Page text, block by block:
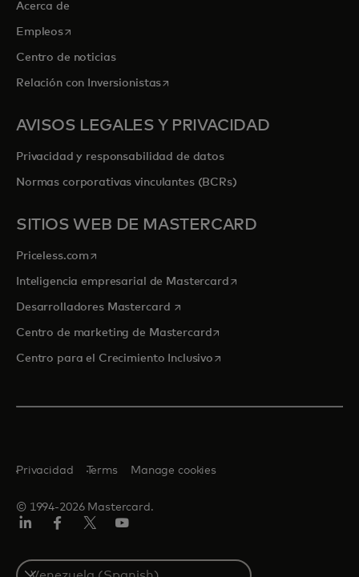
Acerca de
Empleosse abre en una pestaña nueva
Centro de noticias
Relación con Inversionistasse abre en una pestaña nueva
AVISOS LEGALES Y PRIVACIDAD
Privacidad y responsabilidad de datos
Normas corporativas vinculantes (BCRs)
SITIOS WEB DE MASTERCARD
Priceless.com se abre en una pestaña nueva
Inteligencia empresarial de Mastercardse abre en una pestaña
Desarrolladores Mastercard se abre en una pestaña nueva
Centro de marketing de Mastercardse abre en una pestaña
Centro para el Crecimiento Inclusivose abre en una pestaña
© 1994-2026 Mastercard.
Privacidad Terms Manage cookies
Select